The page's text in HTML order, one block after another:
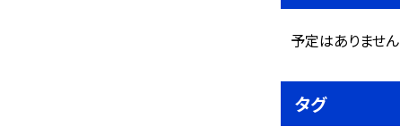
予定はありません
タグ